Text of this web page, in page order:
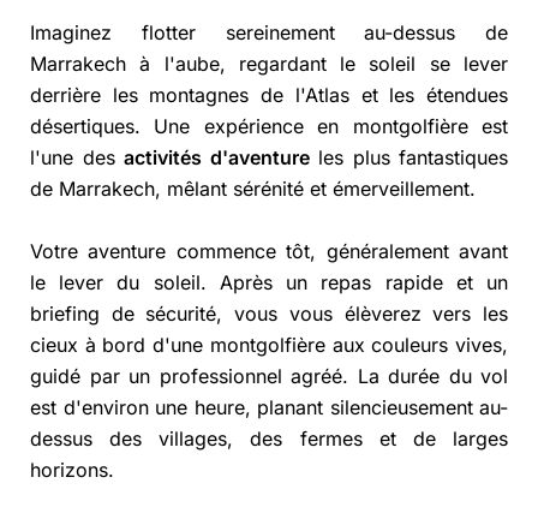
Imaginez flotter sereinement au-dessus de
Marrakech à l'aube, regardant le soleil se lever
derrière les montagnes de l'Atlas et les étendues
désertiques. Une expérience en montgolfière est
l'une des activités d'aventureles plus fantastiques
de Marrakech, mêlant sérénité et émerveillement.
Votre aventure commence tôt, généralement avant
le lever du soleil. Après un repas rapide et un
briefing de sécurité, vous vous élèverez vers les
cieux à bord d'une montgolfière aux couleurs vives,
guidé par un professionnel agréé. La durée du vol
est d'environ une heure, planant silencieusement au-
dessus des villages, des fermes et de larges
horizons.